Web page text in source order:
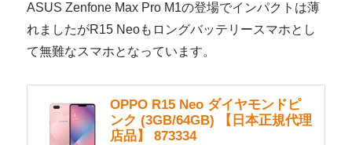
ASUS Zenfone Max Pro M1の登場でインパクトは薄
れましたがR15 Neoもロングバッテリースマホとし
て無難なスマホとなっています。
OPPO R15 Neo ダイヤモンドピ
ンク (3GB/64GB) 【日本正規代理
店品】 873334